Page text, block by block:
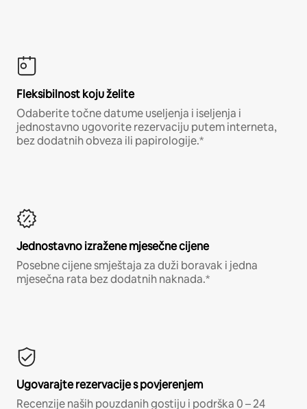
Fleksibilnost koju želite
Odaberite točne datume useljenja i iseljenja i
jednostavno ugovorite rezervaciju putem interneta,
bez dodatnih obveza ili papirologije.*
Jednostavno izražene mjesečne cijene
Posebne cijene smještaja za duži boravak i jedna
mjesečna rata bez dodatnih naknada.*
Ugovarajte rezervacije s povjerenjem
Recenzije naših pouzdanih gostiju i podrška 0 – 24